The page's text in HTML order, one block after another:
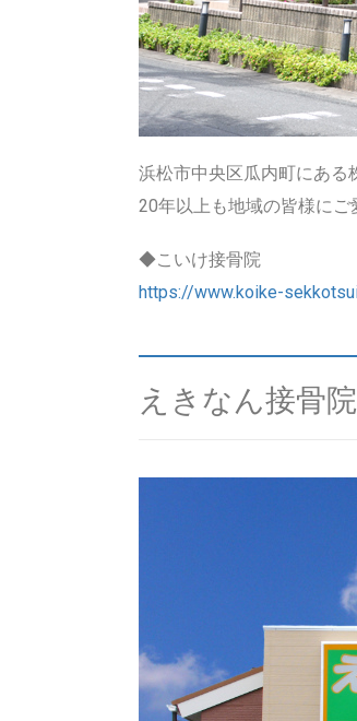
浜松市中央区瓜内町にある
20年以上も地域の皆様にご
◆こいけ接骨院
https://www.koike-
えきなん接骨院